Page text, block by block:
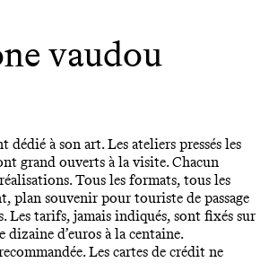
vaudou
à son art. Les ateliers pressés les
grand ouverts à la visite. Chacun
Tous les formats, tous les
plan souvenir pour touriste de passage
tarifs, jamais indiqués, sont fixés sur
dizaine d’euros à la centaine.
Les cartes de crédit ne